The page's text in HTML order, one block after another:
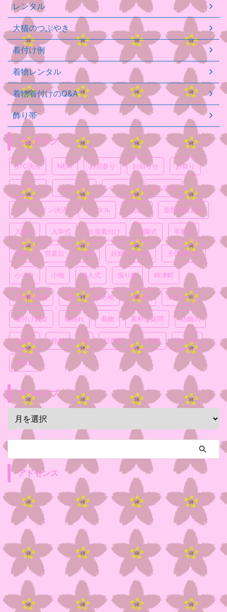
レンタル
大猫のつぶやき
着付け例
着物レンタル
着物着付けのQ&A
飾り帯
ブログタグ
BTC決済 NEM お宮参り お知らせ お祭り
つけ下げ なんとなく イベント ネム決済
ビットコイン決済 レンタル 七五三 仮想通貨決済
入園式 入学式 出張着付け 卒園式 卒業式
喪服 営業日 妊婦 妊婦の着付け 子供着付け
小ネタ 小物 成人式 振り袖 時津町
普段着着物 浴衣 留め袖 真面目 着付け
着付け教室 着崩れ 着物 素朴な疑問 結婚式
色無地 葬儀 袴 訪問着 豆知識 飾り帯
黒留袖
アーカイブ
アドセンス